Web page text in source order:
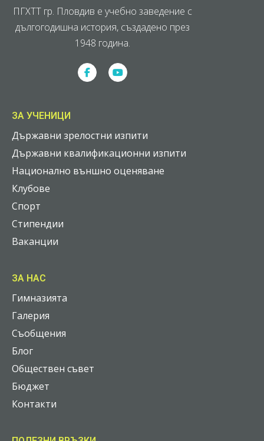
ПГХТТ гр. Пловдив е учебно заведение с
дългогодишна история, създадено през
1948 година.
ЗА УЧЕНИЦИ
Държавни зрелостни изпити
Държавни квалификационни изпити
Национално външно оценяване
Клубове
Спорт
Стипендии
Ваканции
ЗА НАС
Гимназията
Галерия
Съобщения
Блог
Обществен съвет
Бюджет
Контакти